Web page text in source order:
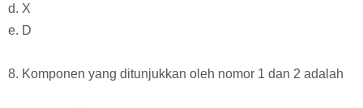
d. X
e. D
8. Komponen yang ditunjukkan oleh nomor 1 dan 2 adalah